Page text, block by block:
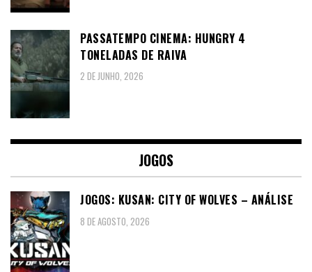
PASSATEMPO CINEMA: HUNGRY 4
TONELADAS DE RAIVA
2 DE JUNHO, 2026
JOGOS
JOGOS: KUSAN: CITY OF WOLVES – ANÁLISE
8 DE AGOSTO, 2026